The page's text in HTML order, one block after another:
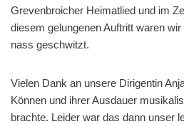
Grevenbroicher Heimatlied und im
diesem gelungenen Auftritt waren
nass geschwitzt.
Vielen Dank an unsere Dirigentin
Können und ihrer Ausdauer
brachte. Leider war das dann unser